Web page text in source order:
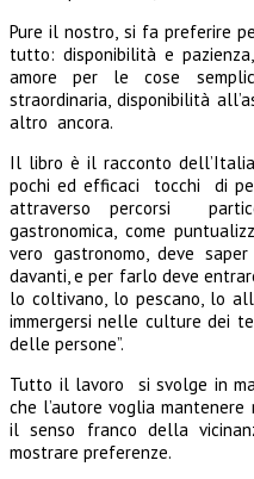
Pure il nostro, si fa preferire
tutto: disponibilità e
amore per le cose
straordinaria, disponibilità
altro ancora.
Il libro è il racconto
pochi ed efficaci tocchi di
attraverso percorsi
gastronomica, come
vero gastronomo, deve
davanti, e per farlo deve
lo coltivano, lo pescano, lo
immergersi nelle culture dei
delle persone”.
Tutto il lavoro si svolge in
che l’autore voglia
il senso franco della
mostrare preferenze.